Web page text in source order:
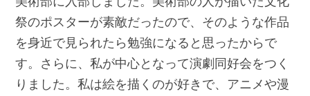
祭のポスターが素敵だったので、そのような作品
を身近で見られたら勉強になると思ったからで
す。さらに、私が中心となって演劇同好会をつく
りました。私は絵を描くのが好きで、アニメや漫